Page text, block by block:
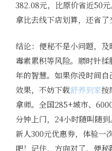
382.08元，比原价省近50
拿比去线下店划算，还省了
结论：便秘不是小问题，
毒素累积等风险。顺时针
年的智慧。如果你没时间
效果，不妨下载舒养到家按
拿师。全国285+城市、
分钟上门，24小时随叫随
新人300元优惠券，体验一
吧！记住，方向对了，便秘